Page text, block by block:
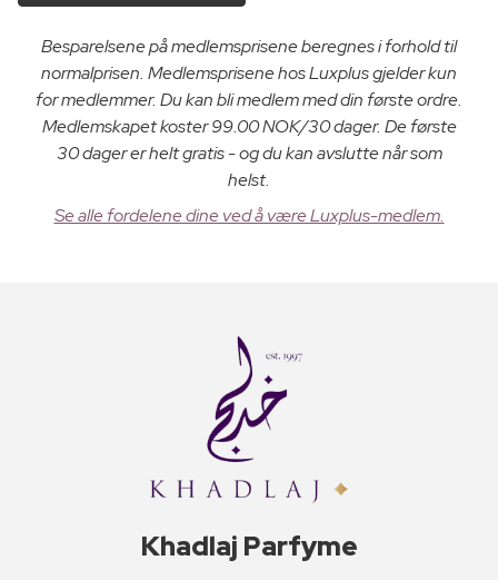
Besparelsene på medlemsprisene beregnes i forhold til
normalprisen. Medlemsprisene hos Luxplus gjelder kun
for medlemmer. Du kan bli medlem med din første ordre.
Medlemskapet koster 99.00 NOK/30 dager. De første
30 dager er helt gratis - og du kan avslutte når som
helst.
Se alle fordelene dine ved å være Luxplus-medlem.
Khadlaj Parfyme